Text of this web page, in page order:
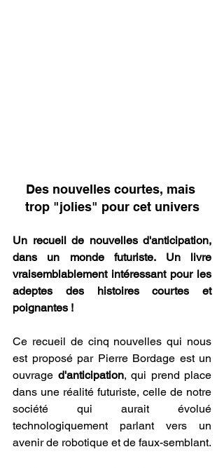
Des nouvelles courtes, mais
trop "jolies" pour cet univers
Un recueil de nouvelles d'anticipation,
dans un monde futuriste. Un livre
vraisemblablement intéressant pour les
adeptes des histoires courtes et
poignantes !
Ce recueil de cinq nouvelles qui nous
est proposé par Pierre Bordage est un
ouvrage d'anticipation, qui prend place
dans une réalité futuriste, celle de notre
société qui aurait évolué
technologiquement parlant vers un
avenir de robotique et de faux-semblant.